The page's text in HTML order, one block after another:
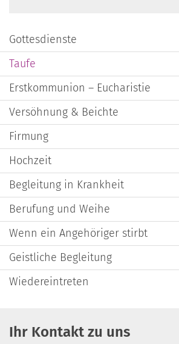
Gottesdienste
Taufe
Erstkommunion – Eucharistie
Versöhnung & Beichte
Firmung
Hochzeit
Begleitung in Krankheit
Berufung und Weihe
Wenn ein Angehöriger stirbt
Geistliche Begleitung
Wiedereintreten
Ihr Kontakt zu uns